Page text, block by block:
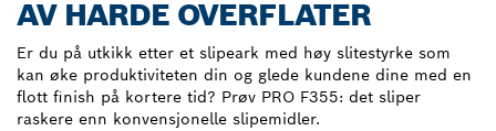
AV HARDE OVERFLATER
Er du på utkikk etter et slipeark med høy slitestyrke som
kan øke produktiviteten din og glede kundene dine med en
flott finish på kortere tid? Prøv PRO F355: det sliper
raskere enn konvensjonelle slipemidler.